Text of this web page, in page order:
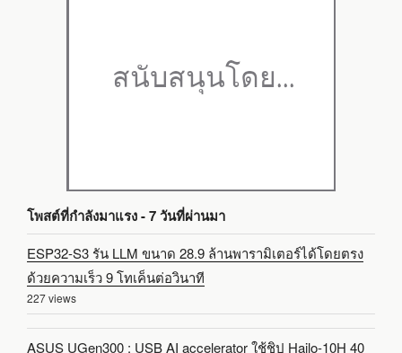
โพสต์ที่กำลังมาแรง - 7 วันที่ผ่านมา
ESP32-S3 รัน LLM ขนาด 28.9 ล้านพารามิเตอร์ได้โดยตรง
ด้วยความเร็ว 9 โทเค็นต่อวินาที
227 views
ASUS UGen300 : USB AI accelerator ใช้ชิป Hailo-10H 40